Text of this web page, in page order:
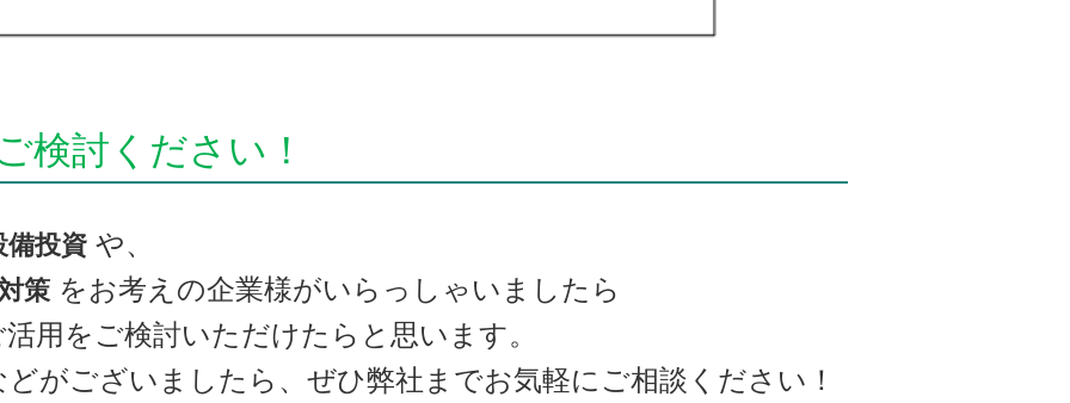
検討ください！
備投資 や、
策 をお考えの企業様がいらっしゃいましたら
用をご検討いただけたらと思います。
がございましたら、ぜひ弊社までお気軽にご相談ください！